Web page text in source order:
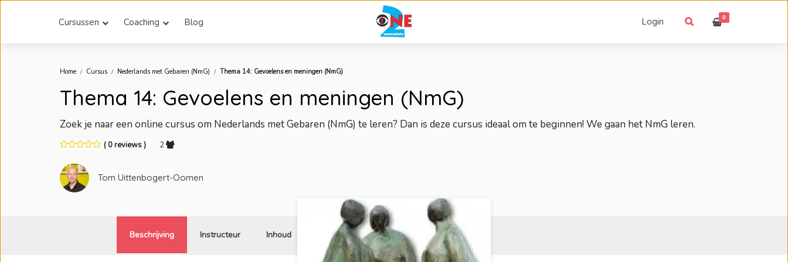
Cursussen Coaching Blog Login 0
Home Cursus Nederlands met Gebaren (NmG) Thema 14: Gevoelens en meningen (NmG)
Thema 14: Gevoelens en meningen (NmG)
Zoek je naar een online cursus om Nederlands met Gebaren (NmG) te leren? Dan is deze cursus ideaal om te beginnen! We gaan het NmG leren.
( 0 reviews ) 2
Tom Uittenbogert-Oomen
Beschrijving Instructeur Inhoud Reviews Gerelateerd